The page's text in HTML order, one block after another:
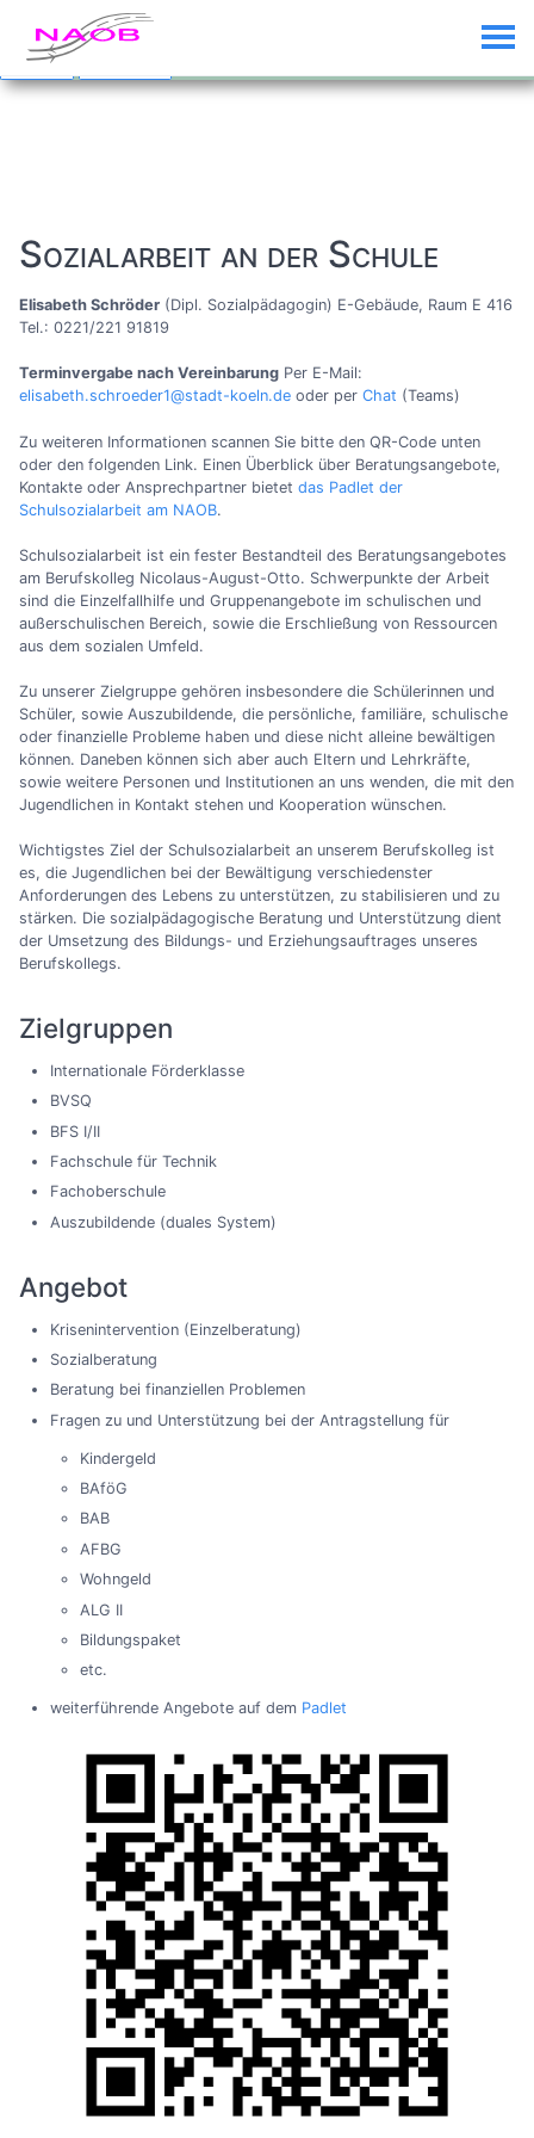
Custom Text added by the
remove)
Dismiss
Sozialarbeit an der Schule
Elisabeth Schröder (Dipl. Sozialpädagogin) E-Gebäude, Raum E 416
Tel.: 0221/221 91819
Terminvergabe nach Vereinbarung Per E-Mail:
elisabeth.schroeder1@stadt-koeln.de oder per Chat (Teams)
Zu weiteren Informationen scannen Sie bitte den QR-Code unten
oder den folgenden Link. Einen Überblick über Beratungsangebote,
Kontakte oder Ansprechpartner bietet das Padlet der
Schulsozialarbeit am NAOB.
Schulsozialarbeit ist ein fester Bestandteil des Beratungsangebotes
am Berufskolleg Nicolaus-August-Otto. Schwerpunkte der Arbeit
sind die Einzelfallhilfe und Gruppenangebote im schulischen und
außerschulischen Bereich, sowie die Erschließung von Ressourcen
aus dem sozialen Umfeld.
Zu unserer Zielgruppe gehören insbesondere die Schülerinnen und
Schüler, sowie Auszubildende, die persönliche, familiäre, schulische
oder finanzielle Probleme haben und diese nicht alleine bewältigen
können. Daneben können sich aber auch Eltern und Lehrkräfte,
sowie weitere Personen und Institutionen an uns wenden, die mit den
Jugendlichen in Kontakt stehen und Kooperation wünschen.
Wichtigstes Ziel der Schulsozialarbeit an unserem Berufskolleg ist
es, die Jugendlichen bei der Bewältigung verschiedenster
Anforderungen des Lebens zu unterstützen, zu stabilisieren und zu
stärken. Die sozialpädagogische Beratung und Unterstützung dient
der Umsetzung des Bildungs- und Erziehungsauftrages unseres
Berufskollegs.
Zielgruppen
Internationale Förderklasse
BVSQ
BFS I/II
Fachschule für Technik
Fachoberschule
Auszubildende (duales System)
Angebot
Krisenintervention (Einzelberatung)
Sozialberatung
Beratung bei finanziellen Problemen
Fragen zu und Unterstützung bei der Antragstellung für
Kindergeld
BAföG
BAB
AFBG
Wohngeld
ALG II
Bildungspaket
etc.
weiterführende Angebote auf dem Padlet